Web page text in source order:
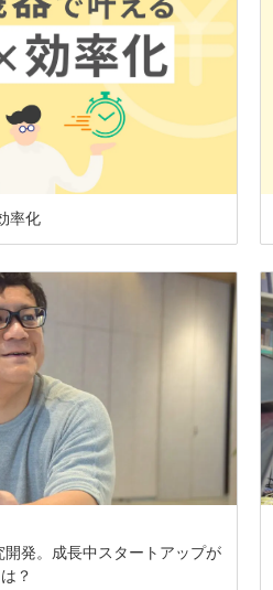
率化
発。成長中スタートアップが
？